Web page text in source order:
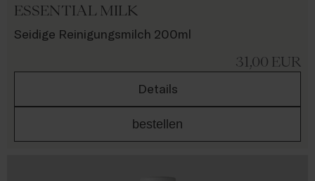
ESSENTIAL MILK
Seidige Reinigungsmilch 200ml
31,00 EUR
Details
bestellen